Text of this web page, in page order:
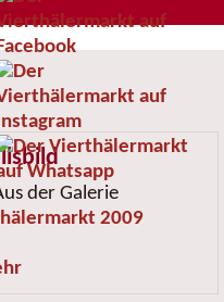
der Galerie
2009